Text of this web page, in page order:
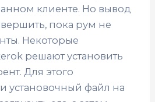
клиенте. Но вывод
пока рум не
Некоторые
решают установить
Для этого
установочный файл на